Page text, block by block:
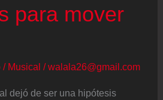
para mover
/ Musical /walala26@gmail.com
dejó de ser una hipótesis